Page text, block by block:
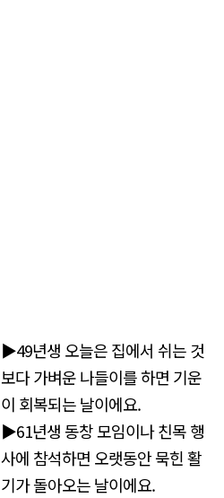
▶49년생 오늘은 집에서 쉬는 것
보다 가벼운 나들이를 하면 기운
이 회복되는 날이에요.
▶61년생 동창 모임이나 친목 행
사에 참석하면 오랫동안 묵힌 활
기가 돌아오는 날이에요.